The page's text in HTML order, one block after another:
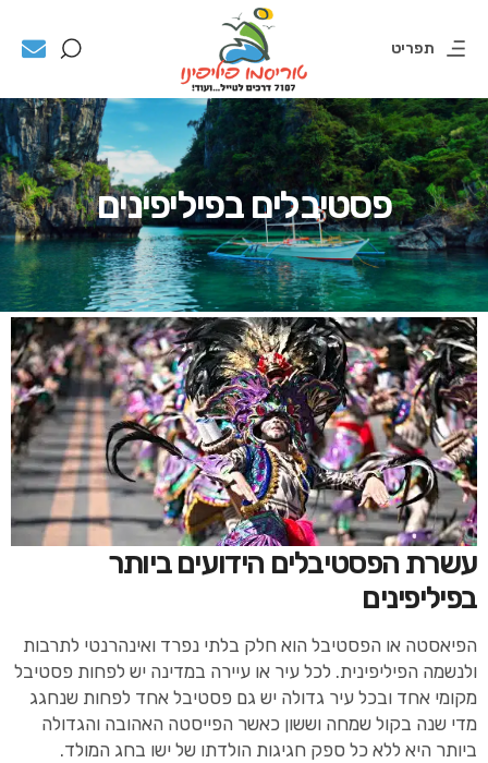
תפריט
פסטיבלים בפיליפינים
עשרת הפסטיבלים הידועים ביותר
בפיליפינים
הפיאסטה או הפסטיבל הוא חלק בלתי נפרד ואינהרנטי לתרבות
ולנשמה הפיליפינית. לכל עיר או עיירה במדינה יש לפחות פסטיבל
מקומי אחד ובכל עיר גדולה יש גם פסטיבל אחד לפחות שנחגג
מדי שנה בקול שמחה וששון כאשר הפייסטה האהובה והגדולה
ביותר היא ללא כל ספק חגיגות הולדתו של ישו בחג המולד.